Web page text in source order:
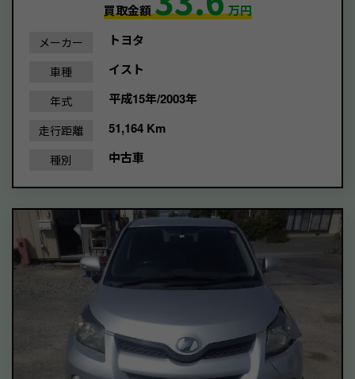
買取金額 万円
メーカー トヨタ
車種 イスト
年式 平成15年/2003年
走行距離 51,164 Km
種別 中古車